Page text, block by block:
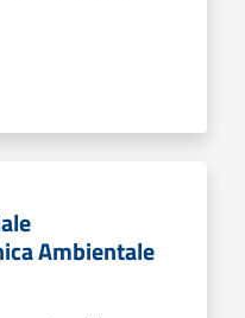
Ambientale